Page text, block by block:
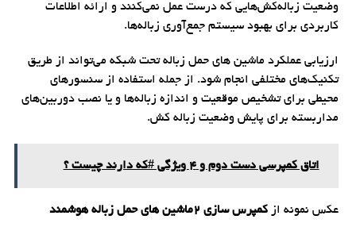
وضعیت زباله‌کش‌هایی که درست عمل نمی‌کنند و ارائه اطلاعات
کاربردی برای بهبود سیستم جمع‌آوری زباله‌ها.
ارزیابی عملکرد ماشین های حمل زباله تحت شبکه می‌تواند از طریق
تکنیک‌های مختلفی انجام شود. از جمله استفاده از سنسورهای
محیطی برای تشخیص موقعیت و اندازه زباله‌ها و یا نصب دوربین‌های
مداربسته برای پایش وضعیت زباله کش.
اتاق کمپرسی دست دوم و 4 ویژگی #که دارند چیست ؟
عکس نمونه ازکمپرس سازی 2ماشین های حمل زباله هوشمند